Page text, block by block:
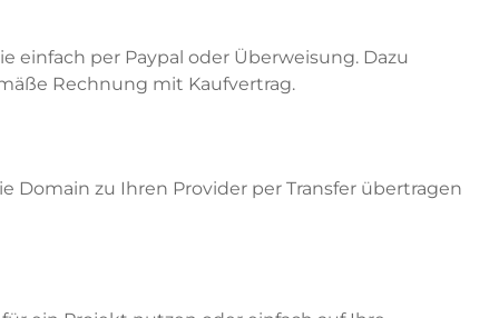
einfach per Paypal oder Überweisung. Dazu
Rechnung mit Kaufvertrag.
Domain zu Ihren Provider per Transfer übertragen